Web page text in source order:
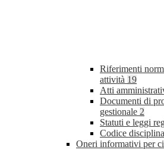
Riferimenti
attività 19
Atti
Documenti di
gestionale 2
Statuti e leggi
Codice
Oneri informativi per